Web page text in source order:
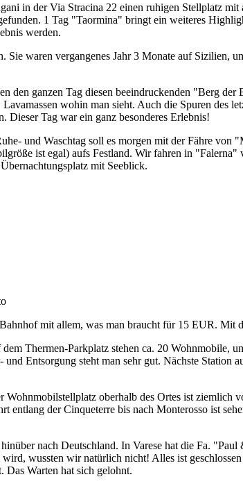
in der Via Stracina 22 einen ruhigen Stellplatz
1 Tag "Taormina" bringt ein weiteres
werden.
waren vergangenes Jahr 3 Monate auf Sizilien,
ganzen Tag diesen beeindruckenden "Berg
wohin man sieht. Auch die Spuren des
Dieser Tag war ein ganz besonderes Erlebnis!
und Waschtag soll es morgen mit der Fähre von
ist egal) aufs Festland. Wir fahren in
mit Seeblick.
mit allem, was man braucht für 15 EUR.
Thermen-Parkplatz stehen ca. 20 Wohnmobile,
Entsorgung steht man sehr gut. Nächste
oberhalb des Ortes ist
der Cinqueterre bis nach Monterosso ist
nach Deutschland. In Varese hat die Fa.
wussten wir natürlich nicht! Alles ist
Warten hat sich gelohnt.